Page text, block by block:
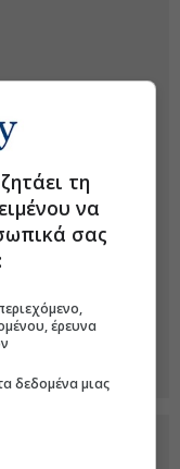
τη
να
σας
έρευνα
δεδομένα μιας